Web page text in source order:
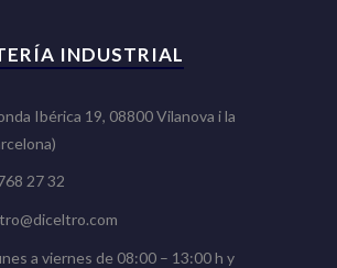
INDUSTRIAL
Ibérica 19, 08800 Vilanova i la
27 32
a viernes de 08:00 – 13:00 h y